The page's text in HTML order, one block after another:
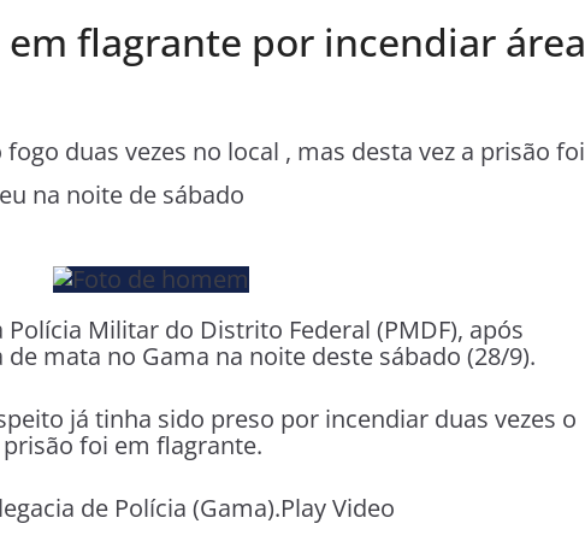
flagrante por incendiar área
duas vezes no local , mas desta vez a prisão foi
na noite de sábado
Militar do Distrito Federal (PMDF), após
mata no Gama na noite deste sábado (28/9).
já tinha sido preso por incendiar duas vezes o
foi em flagrante.
de Polícia (Gama).Play Video